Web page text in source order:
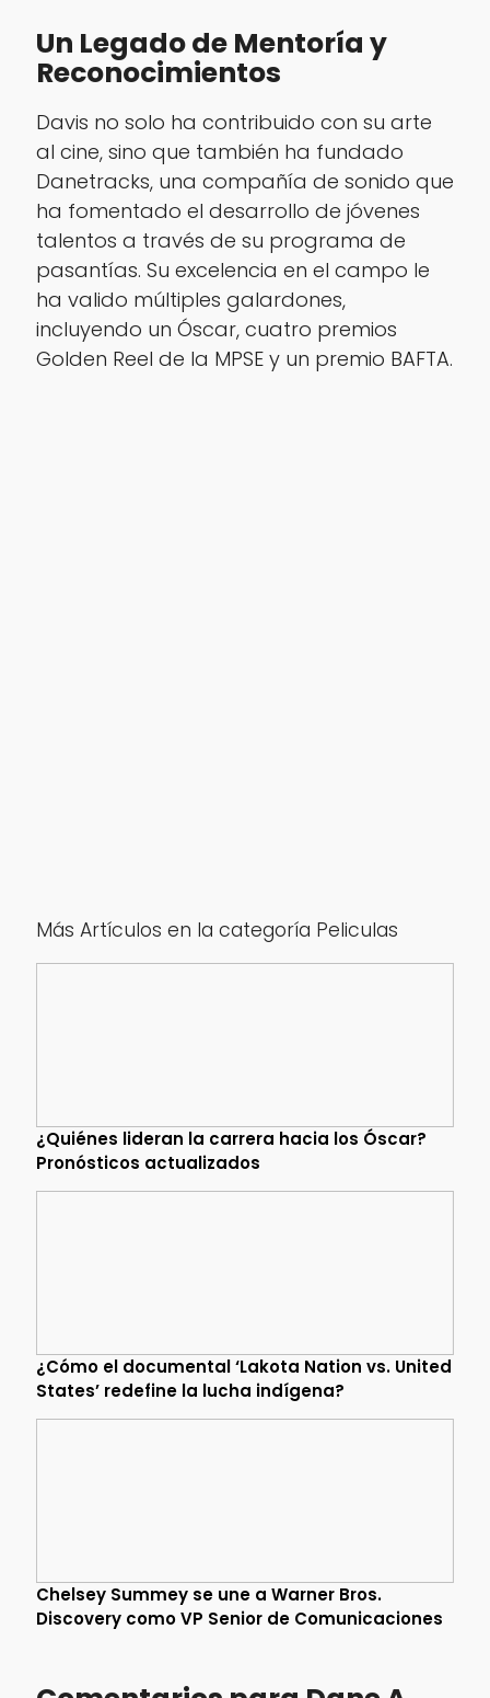
Un Legado de Mentoría y
Reconocimientos
Davis no solo ha contribuido con su arte
al cine, sino que también ha fundado
Danetracks, una compañía de sonido que
ha fomentado el desarrollo de jóvenes
talentos a través de su programa de
pasantías. Su excelencia en el campo le
ha valido múltiples galardones,
incluyendo un Óscar, cuatro premios
Golden Reel de la MPSE y un premio BAFTA.
Más Artículos en la categoría Peliculas
¿Quiénes lideran la carrera hacia los Óscar?
Pronósticos actualizados
¿Cómo el documental ‘Lakota Nation vs. United
States’ redefine la lucha indígena?
Chelsey Summey se une a Warner Bros.
Discovery como VP Senior de Comunicaciones